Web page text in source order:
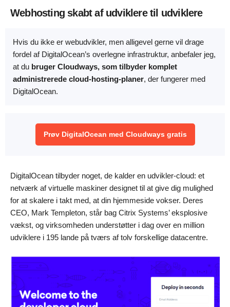
Webhosting skabt af udviklere til udviklere
Hvis du ikke er webudvikler, men alligevel gerne vil drage
fordel af DigitalOcean’s overlegne infrastruktur, anbefaler jeg,
at du bruger Cloudways, som tilbyder komplet
administrerede cloud-hosting-planer, der fungerer med
DigitalOcean.
Prøv DigitalOcean med Cloudways gratis
DigitalOcean tilbyder noget, de kalder en udvikler-cloud: et
netværk af virtuelle maskiner designet til at give dig mulighed
for at skalere i takt med, at din hjemmeside vokser. Deres
CEO, Mark Templeton, står bag Citrix Systems’ eksplosive
vækst, og virksomheden understøtter i dag over en million
udviklere i 195 lande på tværs af tolv forskellige datacentre.